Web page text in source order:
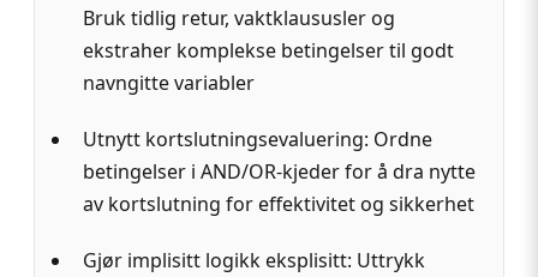
Bruk tidlig retur, vaktklaususler og
ekstraher komplekse betingelser til godt
navngitte variabler
Utnytt kortslutningsevaluering: Ordne
betingelser i AND/OR-kjeder for å dra nytte
av kortslutning for effektivitet og sikkerhet
Gjør implisitt logikk eksplisitt: Uttrykk